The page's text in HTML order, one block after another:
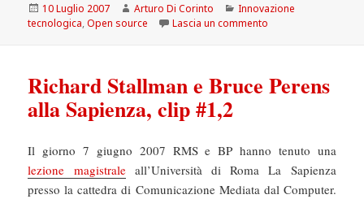
Scritto
il
10 Luglio 2007 Autore
Arturo Di Corinto Categorie
Innovazione
tecnologica,Open source Lascia un commento
Richard Stallman e Bruce Perens
alla Sapienza, clip #1,2
Il giorno 7 giugno 2007 RMS e BP hanno tenuto una
lezione magistraleall’Università di Roma La Sapienza
presso la cattedra di Comunicazione Mediata dal Computer.